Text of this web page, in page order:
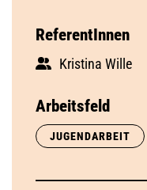
ReferentInnen
Kristina Wille
Arbeitsfeld
JUGENDARBEIT